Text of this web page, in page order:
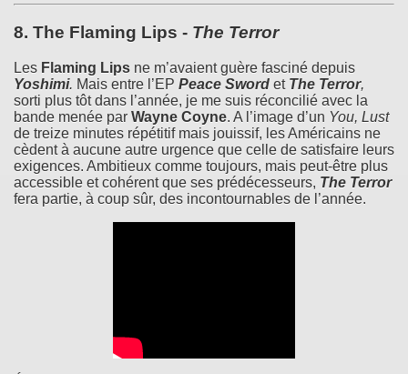
8. The Flaming Lips - The Terror
Les Flaming Lips ne m’avaient guère fasciné depuis
Yoshimi. Mais entre l’EP Peace Sword et The Terror,
sorti plus tôt dans l’année, je me suis réconcilié avec la
bande menée par Wayne Coyne. A l’image d’un You, Lust
de treize minutes répétitif mais jouissif, les Américains ne
cèdent à aucune autre urgence que celle de satisfaire leurs
exigences. Ambitieux comme toujours, mais peut-être plus
accessible et cohérent que ses prédécesseurs, The Terror
fera partie, à coup sûr, des incontournables de l’année.